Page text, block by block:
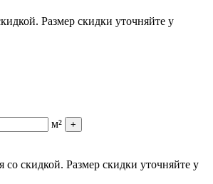
Размер скидки уточняйте у
м²
+
со скидкой. Размер скидки уточняйте у